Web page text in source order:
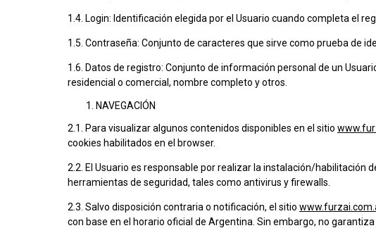
1.4. Login: Identificación elegida por el Usuario cuando completa el
1.5. Contraseña: Conjunto de caracteres que sirve como prueba de
1.6. Datos de registro: Conjunto de información personal de un
residencial o comercial, nombre completo y otros.
NAVEGACIÓN
2.1. Para visualizar algunos contenidos disponibles en el sitio
cookies habilitados en el browser.
2.2. El Usuario es responsable por realizar la instalación/
herramientas de seguridad, tales como antivirus y firewalls.
2.3. Salvo disposición contraria o notificación, el sitio
con base en el horario oficial de Argentina. Sin embargo, no